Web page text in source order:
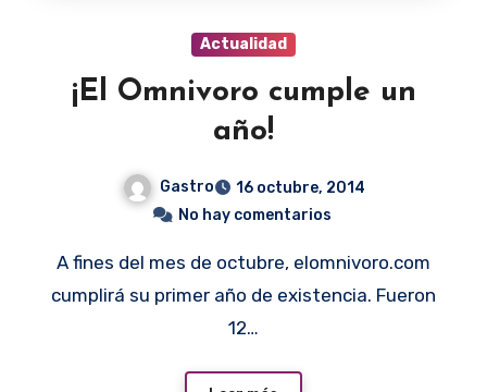
Actualidad
¡El Omnivoro cumple un
año!
Gastro
16 octubre, 2014
No hay comentarios
A fines del mes de octubre, elomnivoro.com
cumplirá su primer año de existencia. Fueron
12…